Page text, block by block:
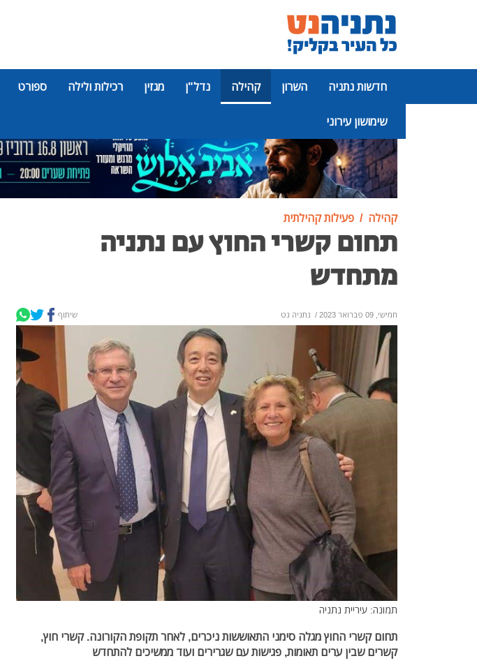
חדשות נתניה השרון קהילה נדל"ן מגזין רכילות ולילה ספורט
שימושון עירוני
פרסומת
קהילה פעילות קהילתית
תחום קשרי החוץ עם נתניה
מתחדש
חמישי, 09 פברואר 2023 / נתניה נט שיתוף
תמונה: עיריית נתניה
תחום קשרי החוץ מגלה סימני התאוששות ניכרים, לאחר תקופת הקורונה. קשרי חוץ,
קשרים שבין ערים תאומות, פגישות עם שגרירים ועוד ממשיכים להתחדש